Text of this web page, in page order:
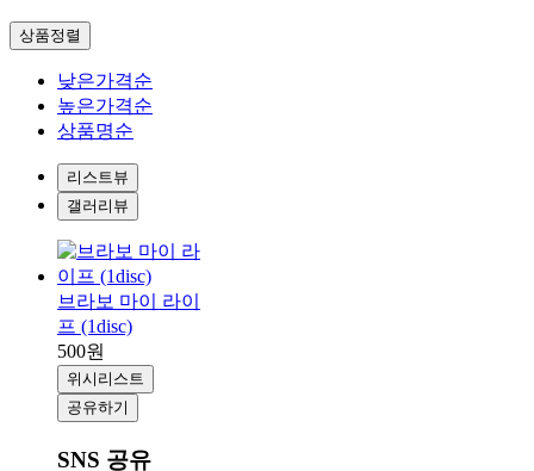
상품정렬
낮은가격순
높은가격순
상품명순
리스트뷰
갤러리뷰
브라보 마이 라이
프 (1disc)
500원
위시리스트
공유하기
SNS 공유